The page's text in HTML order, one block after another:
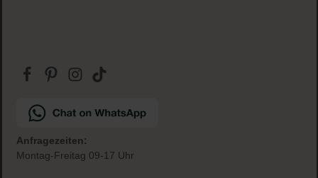
Anfragezeiten:
Montag-Freitag 09-17 Uhr